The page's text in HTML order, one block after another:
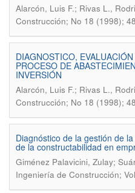
Alarcón, Luis F.; Rivas L.,
Construcción; No 18 (1998);
DIAGNOSTICO,
PROCESO DE
INVERSIÓN
Alarcón, Luis F.; Rivas L.,
Construcción; No 18 (1998);
Diagnóstico de la gestión de
de la constructabilidad en
Giménez Palavicini, Zulay;
Ingeniería de Construcción;